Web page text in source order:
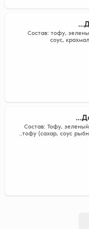
Состав: тофу,
соус,
Состав: Тофу,
тофу (сахар, соус